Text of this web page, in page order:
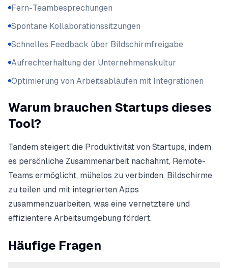
Fern-Teambesprechungen
Spontane Kollaborationssitzungen
Schnelles Feedback über Bildschirmfreigabe
Aufrechterhaltung der Unternehmenskultur
Optimierung von Arbeitsabläufen mit Integrationen
Warum brauchen Startups dieses
Tool?
Tandem steigert die Produktivität von Startups, indem
es persönliche Zusammenarbeit nachahmt, Remote-
Teams ermöglicht, mühelos zu verbinden, Bildschirme
zu teilen und mit integrierten Apps
zusammenzuarbeiten, was eine vernetztere und
effizientere Arbeitsumgebung fördert.
Häufige Fragen